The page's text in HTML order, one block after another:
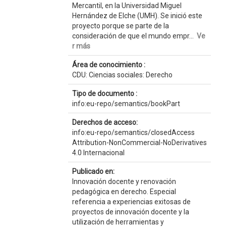
Mercantil, en la Universidad Miguel
Hernández de Elche (UMH). Se inició este
proyecto porque se parte de la
consideración de que el mundo empr... Ve
r más
Área de conocimiento :
CDU: Ciencias sociales: Derecho
Tipo de documento :
info:eu-repo/semantics/bookPart
Derechos de acceso:
info:eu-repo/semantics/closedAccess
Attribution-NonCommercial-NoDerivatives
4.0 Internacional
Publicado en:
Innovación docente y renovación
pedagógica en derecho. Especial
referencia a experiencias exitosas de
proyectos de innovación docente y la
utilización de herramientas y